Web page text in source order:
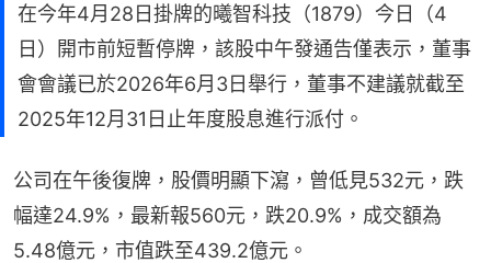
在今年4月28日掛牌的曦智科技（1879）今日（4
日）開市前短暫停牌，該股中午發通告僅表示，董事
會會議已於2026年6月3日舉行，董事不建議就截至
2025年12月31日止年度股息進行派付。
公司在午後復牌，股價明顯下瀉，曾低見532元，跌
幅達24.9%，最新報560元，跌20.9%，成交額為
5.48億元，市值跌至439.2億元。